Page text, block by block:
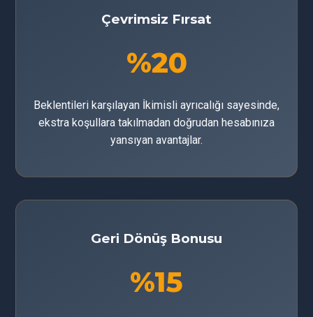
Çevrimsiz Fırsat
%20
Beklentileri karşılayan İkimisli ayrıcalığı sayesinde,
ekstra koşullara takılmadan doğrudan hesabınıza
yansıyan avantajlar.
Geri Dönüş Bonusu
%15